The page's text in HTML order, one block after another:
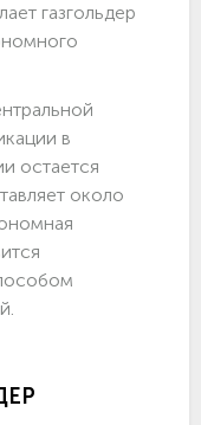
газгольдер
в
остается
около